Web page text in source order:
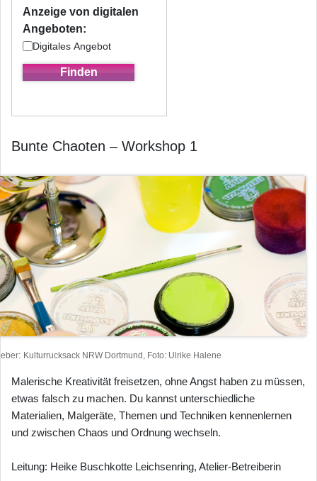
Anzeige von digitalen
Angeboten:
Digitales Angebot
Bunte Chaoten – Workshop 1
Kulturrucksack NRW Dortmund, Foto: Ulrike Halene
Malerische Kreativität freisetzen, ohne Angst haben zu müssen,
etwas falsch zu machen. Du kannst unterschiedliche
Materialien, Malgeräte, Themen und Techniken kennenlernen
und zwischen Chaos und Ordnung wechseln.
Leitung: Heike Buschkotte Leichsenring, Atelier-Betreiberin